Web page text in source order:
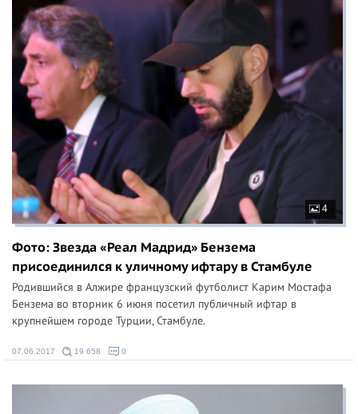
4
Фото: Звезда «Реал Мадрид» Бензема
присоединился к уличному ифтару в Стамбуле
Родившийся в Алжире французский футболист Карим Мостафа
Бензема во вторник 6 июня посетил публичный ифтар в
крупнейшем городе Турции, Стамбуле.
07.06.2017 19 658 0